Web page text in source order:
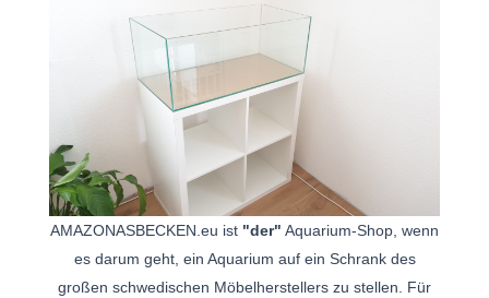
AMAZONASBECKEN.eu ist "der" Aquarium-Shop, wenn
es darum geht, ein Aquarium auf ein Schrank des
großen schwedischen Möbelherstellers zu stellen. Für